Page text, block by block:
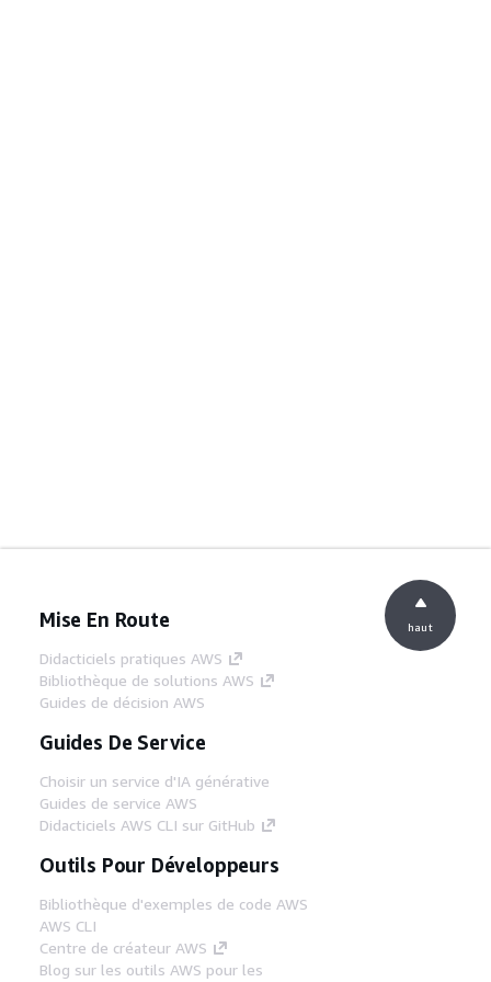
Mise En Route
Didacticiels pratiques AWS
Bibliothèque de solutions AWS
Guides de décision AWS
Guides De Service
Choisir un service d'IA générative
Guides de service AWS
Didacticiels AWS CLI sur GitHub
Outils Pour Développeurs
Bibliothèque d'exemples de code AWS
AWS CLI
Centre de créateur AWS
Blog sur les outils AWS pour les
haut